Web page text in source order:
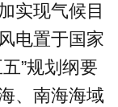
实现气候目
电置于国家
”规划纲要
、南海海域